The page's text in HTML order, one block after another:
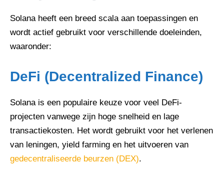
Solana heeft een breed scala aan toepassingen en
wordt actief gebruikt voor verschillende doeleinden,
waaronder:
DeFi (Decentralized Finance)
Solana is een populaire keuze voor veel DeFi-
projecten vanwege zijn hoge snelheid en lage
transactiekosten. Het wordt gebruikt voor het verlenen
van leningen, yield farming en het uitvoeren van
gedecentraliseerde beurzen (DEX).